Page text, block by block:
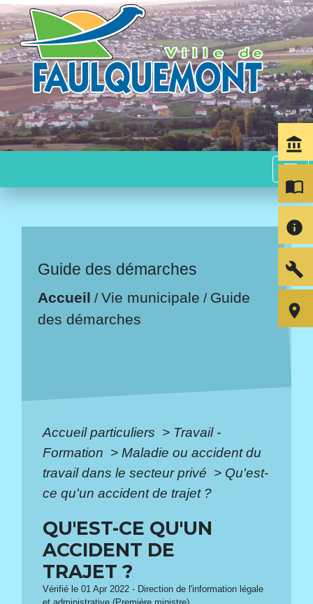
menu
Guide des démarches
Accueil /Vie municipale / Guide
des démarches
Accueil particuliers > Travail -
Formation > Maladie ou accident du
travail dans le secteur privé > Qu'est-
ce qu'un accident de trajet ?
QU'EST-CE QU'UN
ACCIDENT DE
TRAJET ?
Vérifié le 01 Apr 2022 - Direction de l'information légale
account_balance
import_contacts
info
build
room